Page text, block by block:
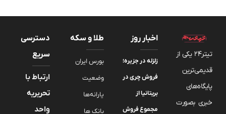
تیتر24 یکی از
قدیمی‌ترین
پایگاه‌های
خبری بصورت
اخبار روز
زلزله در جزیره؛
فروش چری در
بریتانیا از
مجموع فروش
طلا و سکه
بورس ایران
وضعیت
یارانه‌ها
بانک ها
دسترسی
سریع
ارتباط با
تحریریه
واحد